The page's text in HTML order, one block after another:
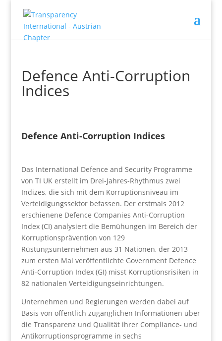
Defence Anti-Corruption
Indices
Defence Anti-Corruption Indices
Das International Defence and Security Programme
von TI UK erstellt im Drei-Jahres-Rhythmus zwei
Indizes, die sich mit dem Korruptionsniveau im
Verteidigungssektor befassen. Der erstmals 2012
erschienene Defence Companies Anti-Corruption
Index (CI) analysiert die Bemühungen im Bereich der
Korruptionsprävention von 129
Rüstungsunternehmen aus 31 Nationen, der 2013
zum ersten Mal veröffentlichte Government Defence
Anti-Corruption Index (GI) misst Korruptionsrisiken in
82 nationalen Verteidigungseinrichtungen.
Unternehmen und Regierungen werden dabei auf
Basis von öffentlich zugänglichen Informationen über
die Transparenz und Qualität ihrer Compliance- und
Antikorruptionsprogramme in sechs